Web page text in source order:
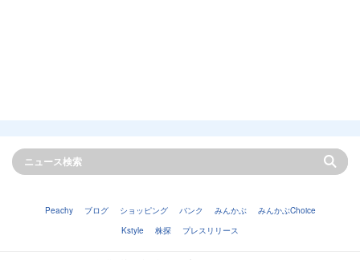
Peachy ブログ ショッピング バンク みんかぶ
みんかぶChoice
Kstyle
株探 プレスリリース